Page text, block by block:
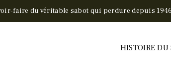
faire du véritable sabot qui perdure depuis
HISTOIRE DU